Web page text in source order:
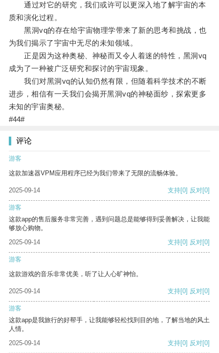
通过对它的研究，我们或许可以更深入地了解宇宙的本
质和演化过程。
黑洞vq的存在给宇宙物理学带来了新的思考和挑战，也
为我们揭示了宇宙中无尽的未知领域。
正是因为这种奥秘、神秘而又令人着迷的特性，黑洞vq
成为了一种被广泛研究和探讨的宇宙现象。
我们对黑洞vq的认知仍然有限，但随着科学技术的不断
进步，相信有一天我们会揭开黑洞vq的神秘面纱，探索更多
未知的宇宙奥秘。
#44#
评论
游客
这款加速器VPM应用程序已经为我们带来了无限的流畅体验。
2025-09-14 支持[0] 反对[0]
游客
这款app的售后服务非常完善，遇到问题总是能够得到妥善解决，让我能
够放心购物。
2025-09-14
支持[0] 反对[0]
游客
这款游戏的音乐非常优美，听了让人心旷神怡。
2025-09-14 支持[0] 反对[0]
游客
这款app是我旅行的好帮手，让我能够轻松找到目的地，了解当地的风土
人情。
2025-09-14
支持[0] 反对[0]